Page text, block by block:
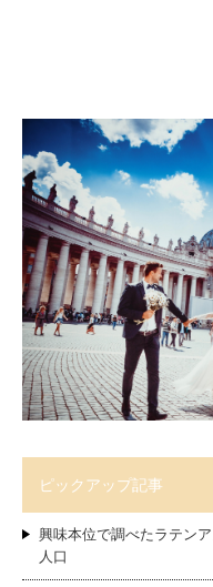
ピックアップ記事
興味本位で調べたラテン
人口